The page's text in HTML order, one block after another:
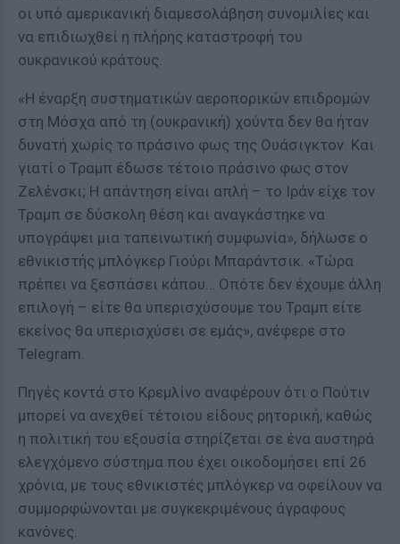
οι υπό αμερικανική διαμεσολάβηση συνομιλίες και
να επιδιωχθεί η πλήρης καταστροφή του
ουκρανικού κράτους.
«Η έναρξη συστηματικών αεροπορικών επιδρομών
στη Μόσχα από τη (ουκρανική) χούντα δεν θα ήταν
δυνατή χωρίς το πράσινο φως της Ουάσιγκτον. Και
γιατί ο Τραμπ έδωσε τέτοιο πράσινο φως στον
Ζελένσκι; Η απάντηση είναι απλή – το Ιράν είχε τον
Τραμπ σε δύσκολη θέση και αναγκάστηκε να
υπογράψει μια ταπεινωτική συμφωνία», δήλωσε ο
εθνικιστής μπλόγκερ Γιούρι Μπαράντσικ. «Τώρα
πρέπει να ξεσπάσει κάπου… Οπότε δεν έχουμε άλλη
επιλογή – είτε θα υπερισχύσουμε του Τραμπ είτε
εκείνος θα υπερισχύσει σε εμάς», ανέφερε στο
Telegram.
Πηγές κοντά στο Κρεμλίνο αναφέρουν ότι ο Πούτιν
μπορεί να ανεχθεί τέτοιου είδους ρητορική, καθώς
η πολιτική του εξουσία στηρίζεται σε ένα αυστηρά
ελεγχόμενο σύστημα που έχει οικοδομήσει επί 26
χρόνια, με τους εθνικιστές μπλόγκερ να οφείλουν να
συμμορφώνονται με συγκεκριμένους άγραφους
κανόνες.